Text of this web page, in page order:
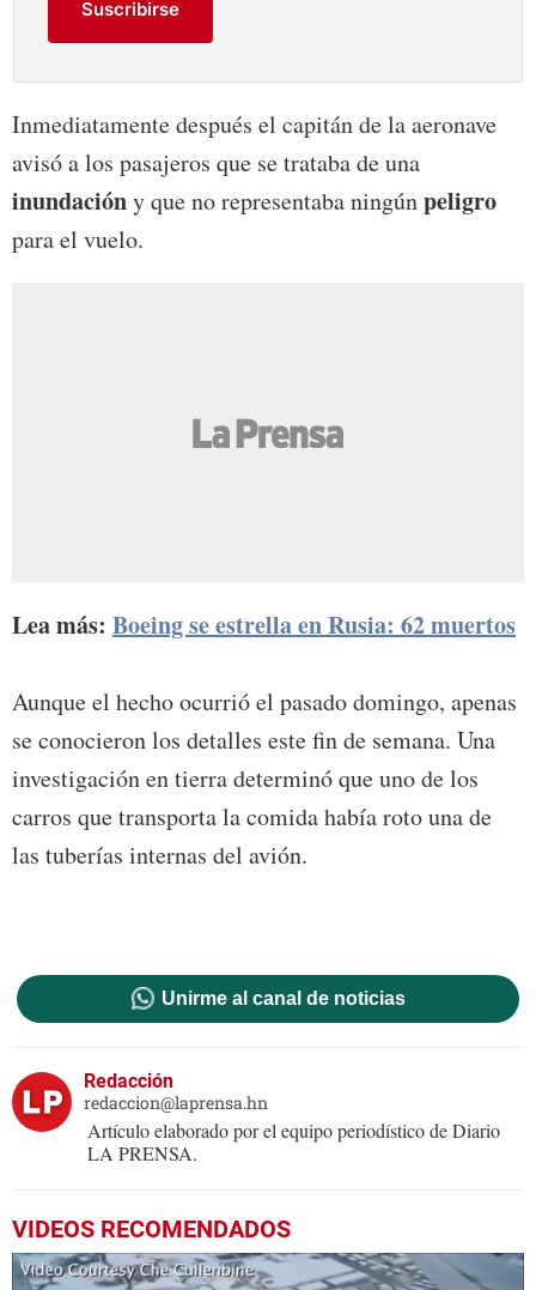
Suscribirse
Inmediatamente después el capitán de la aeronave
avisó a los pasajeros que se trataba de una
inundacióny que no representaba ningúnpeligro
para el vuelo.
Lea más: Boeing se estrella en Rusia: 62 muertos
Aunque el hecho ocurrió el pasado domingo, apenas
se conocieron los detalles este fin de semana. Una
investigación en tierra determinó que uno de los
carros que transporta la comida había roto una de
las tuberías internas del avión.
Unirme al canal de noticias
Redacción
redaccion@laprensa.hn
Artículo elaborado por el equipo periodístico de Diario
LA PRENSA.
VIDEOS RECOMENDADOS